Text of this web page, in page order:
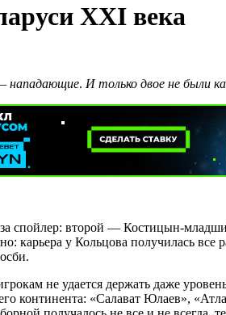
XXI века
нападающие. И только двое не были
спойлер: второй — Костицын-
карьера у Кольцова получилась
не удается держать даже
континента: «Салават Юлаев»,